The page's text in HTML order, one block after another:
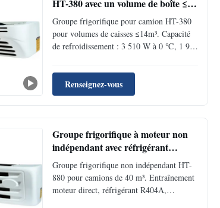
HT-380 avec un volume de boîte ≤
14 m3, condensateur à débit
parallèle et compresseur Dayin
Groupe frigorifique pour camion HT-380
pour volumes de caisses ≤14m³. Capacité
de refroidissement : 3 510 W à 0 ℃, 1 970
5H14, un condenseur à flux parallèle et
fonctionne de -25 ℃ à +25 ℃. Conçu
pour une efficacité maximale avec un
Renseignez-vous
Groupe frigorifique à moteur non
indépendant avec réfrigérant
R404A pour camions réfrigérés de
40 m³
Groupe frigorifique non indépendant HT-
880 pour camions de 40 m³. Entraînement
moteur direct, réfrigérant R404A,